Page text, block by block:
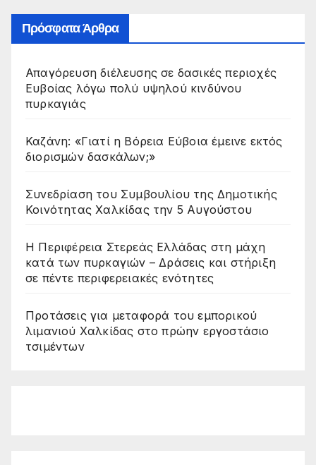
Πρόσφατα Άρθρα
Απαγόρευση διέλευσης σε δασικές περιοχές
Ευβοίας λόγω πολύ υψηλού κινδύνου
πυρκαγιάς
Καζάνη: «Γιατί η Βόρεια Εύβοια έμεινε εκτός
διορισμών δασκάλων;»
Συνεδρίαση του Συμβουλίου της Δημοτικής
Κοινότητας Χαλκίδας την 5 Αυγούστου
Η Περιφέρεια Στερεάς Ελλάδας στη μάχη
κατά των πυρκαγιών – Δράσεις και στήριξη
σε πέντε περιφερειακές ενότητες
Προτάσεις για μεταφορά του εμπορικού
λιμανιού Χαλκίδας στο πρώην εργοστάσιο
τσιμέντων